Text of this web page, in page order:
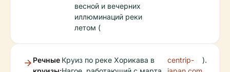
весной и вечерних
иллюминаций реки
летом (
Речные Круиз по реке Хорикава в
centrip-
).